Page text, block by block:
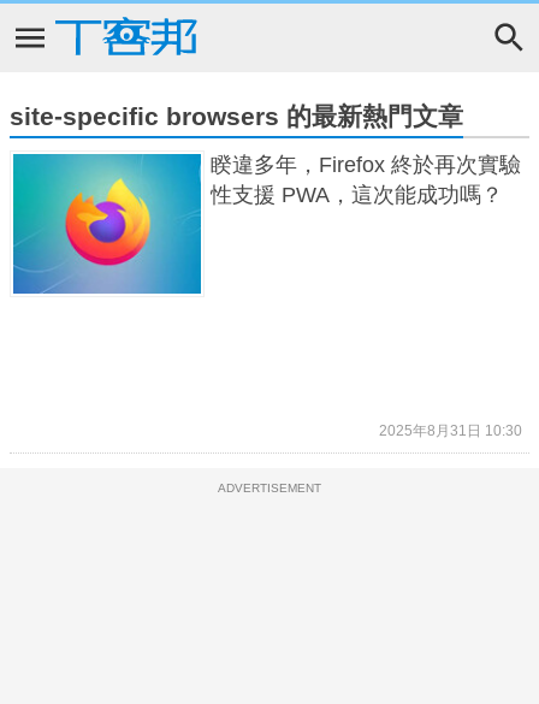
site-specific browsers 的最新熱門文章
睽違多年，Firefox 終於再次實驗
性支援 PWA，這次能成功嗎？
2025年8月31日 10:30
ADVERTISEMENT